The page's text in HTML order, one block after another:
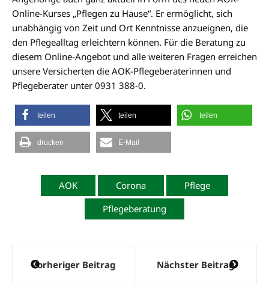
Online-Kurses „Pflegen zu Hause“. Er ermöglicht, sich
unabhängig von Zeit und Ort Kenntnisse anzueignen, die
den Pflegealltag erleichtern können. Für die Beratung zu
diesem Online-Angebot und alle weiteren Fragen erreichen
unsere Versicherten die AOK-Pflegeberaterinnen und
Pflegeberater unter 0931 388-0.
teilen teilen teilen
drucken E-Mail
AOK Corona
Pflege
Pflegeberatung
Beitragsnavigation
Vorheriger Beitrag Nächster Beitrag